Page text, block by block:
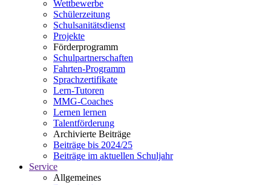
Wettbewerbe
Schülerzeitung
Schulsanitätsdienst
Projekte
Förderprogramm
Schulpartnerschaften
Fahrten-Programm
Sprachzertifikate
Lern-Tutoren
MMG-Coaches
Lernen lernen
Talentförderung
Archivierte Beiträge
Beiträge bis 2024/25
Beiträge im aktuellen Schuljahr
Service
Allgemeines